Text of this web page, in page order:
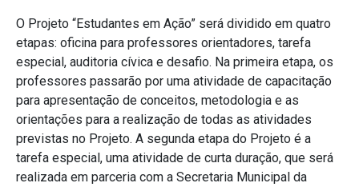
O Projeto “Estudantes em Ação” será dividido em quatro
etapas: oficina para professores orientadores, tarefa
especial, auditoria cívica e desafio. Na primeira etapa, os
professores passarão por uma atividade de capacitação
para apresentação de conceitos, metodologia e as
orientações para a realização de todas as atividades
previstas no Projeto. A segunda etapa do Projeto é a
tarefa especial, uma atividade de curta duração, que será
realizada em parceria com a Secretaria Municipal da